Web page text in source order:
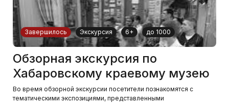
Завершилось Экскурсия 6+ до 1000
Обзорная экскурсия по
Хабаровскому краевому музею
Во время обзорной экскурсии посетители познакомятся с
тематическими экспозициями, представленными